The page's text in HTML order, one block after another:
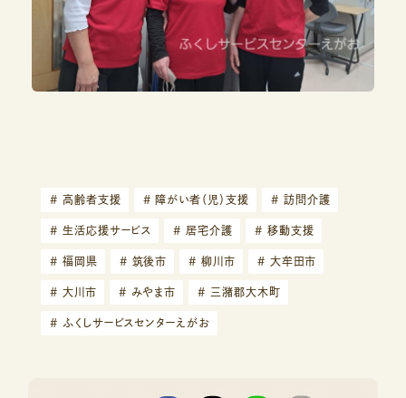
# 高齢者支援 # 障がい者（児）支援 # 訪問介護
# 生活応援サービス # 居宅介護 # 移動支援
# 福岡県 # 筑後市 # 柳川市 # 大牟田市
# 大川市 # みやま市 # 三潴郡大木町
# ふくしサービスセンターえがお